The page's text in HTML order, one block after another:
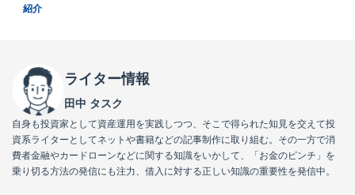
紹介
ライター情報
田中 タスク
自身も投資家として資産運用を実践しつつ、そこで得られた知見を交えて投
資系ライターとしてネットや書籍などの記事制作に取り組む。その一方で消
費者金融やカードローンなどに関する知識をいかして、「お金のピンチ」を
乗り切る方法の発信にも注力、借入に対する正しい知識の重要性を発信中。